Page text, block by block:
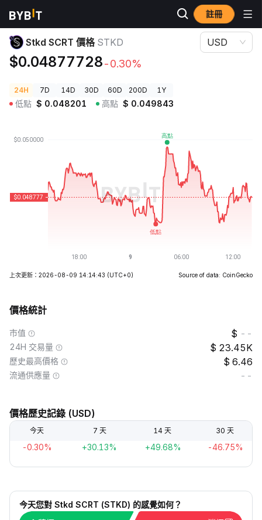
註冊
加密貨幣價格
Stkd SCRT 價格 STKD
$0.04877728-0.30%
USD
24H 7D 14D 30D 60D 200D 1Y
低點 $ 0.048201 高點 $ 0.049843
上次更新：2026-08-09 14:14:43 (UTC+0) Source of data: CoinGecko
價格統計
市值 --
24H 交易量 23.45K
歷史最高價格 6.46
流通供應量 --
價格歷史記錄 (USD)
今天 7 天 14 天 30 天
-0.30% +30.13% +49.68% -46.75%
今天您對 Stkd SCRT (STKD) 的感覺如何？